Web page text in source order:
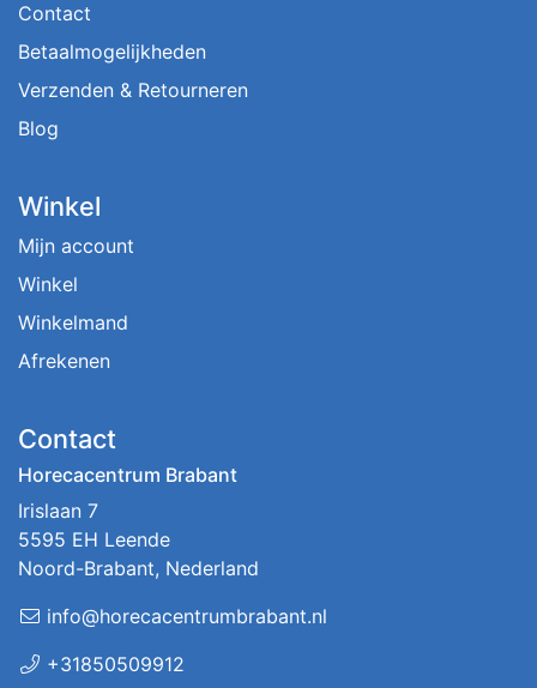
Contact
Betaalmogelijkheden
Verzenden & Retourneren
Blog
Winkel
Mijn account
Winkel
Winkelmand
Afrekenen
Contact
Horecacentrum Brabant
Irislaan 7
5595 EH Leende
Noord-Brabant, Nederland
info@horecacentrumbrabant.nl
+31850509912